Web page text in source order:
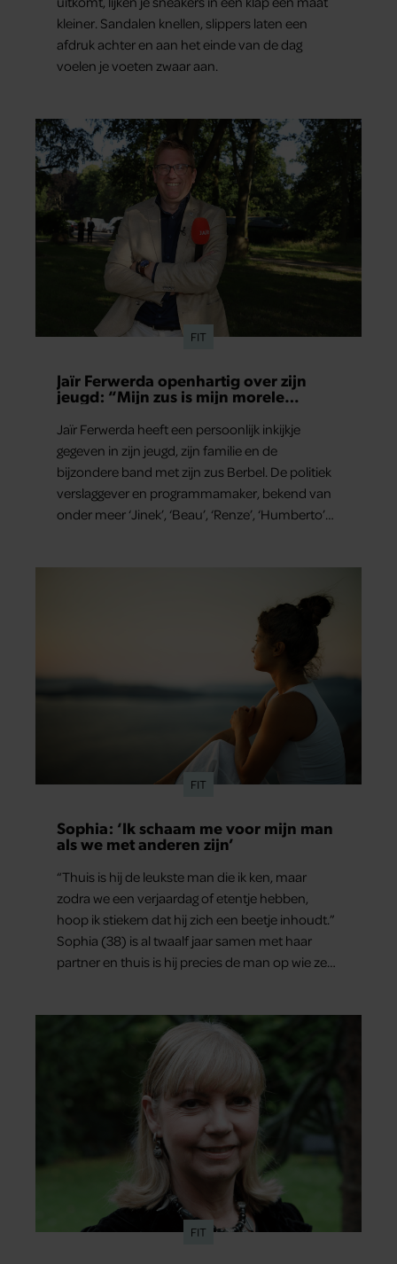
kleiner. Sandalen knellen, slippers laten een
afdruk achter en aan het einde van de dag
voelen je voeten zwaar aan.
FIT
Jaïr Ferwerda openhartig over zijn
jeugd: “Mijn zus is mijn morele
Jaïr Ferwerda heeft een persoonlijk inkijkje
gegeven in zijn jeugd, zijn familie en de
bijzondere band met zijn zus Berbel. De politiek
verslaggever en programmamaker, bekend van
onder meer ‘Jinek’, ‘Beau’, ‘Renze’, ‘Humberto’
FIT
Sophia: ‘Ik schaam me voor mijn man
als we met anderen zijn’
“Thuis is hij de leukste man die ik ken, maar
zodra we een verjaardag of etentje hebben,
hoop ik stiekem dat hij zich een beetje inhoudt.”
Sophia (38) is al twaalf jaar samen met haar
partner en thuis is hij precies de man op wie ze
ze samen onder de mensen zijn.
FIT